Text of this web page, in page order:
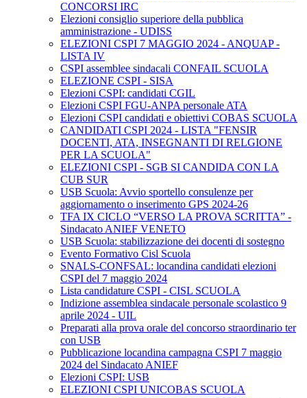
CONCORSI IRC
Elezioni consiglio superiore della pubblica
amministrazione - UDISS
ELEZIONI CSPI 7 MAGGIO 2024 - ANQUAP -
LISTA IV
CSPI assemblee sindacali CONFAIL SCUOLA
ELEZIONE CSPI - SISA
Elezioni CSPI: candidati CGIL
Elezioni CSPI FGU-ANPA personale ATA
Elezioni CSPI candidati e obiettivi COBAS SCUOLA
CANDIDATI CSPI 2024 - LISTA "FENSIR
DOCENTI, ATA, INSEGNANTI DI RELGIONE
PER LA SCUOLA"
ELEZIONI CSPI - SGB SI CANDIDA CON LA
CUB SUR
USB Scuola: Avvio sportello consulenze per
aggiornamento o inserimento GPS 2024-26
TFA IX CICLO “VERSO LA PROVA SCRITTA” -
Sindacato ANIEF VENETO
USB Scuola: stabilizzazione dei docenti di sostegno
Evento Formativo Cisl Scuola
SNALS-CONFSAL: locandina candidati elezioni
CSPI del 7 maggio 2024
Lista candidature CSPI - CISL SCUOLA
Indizione assemblea sindacale personale scolastico 9
aprile 2024 - UIL
Preparati alla prova orale del concorso straordinario ter
con USB
Pubblicazione locandina campagna CSPI 7 maggio
2024 del Sindacato ANIEF
Elezioni CSPI: USB
ELEZIONI CSPI UNICOBAS SCUOLA